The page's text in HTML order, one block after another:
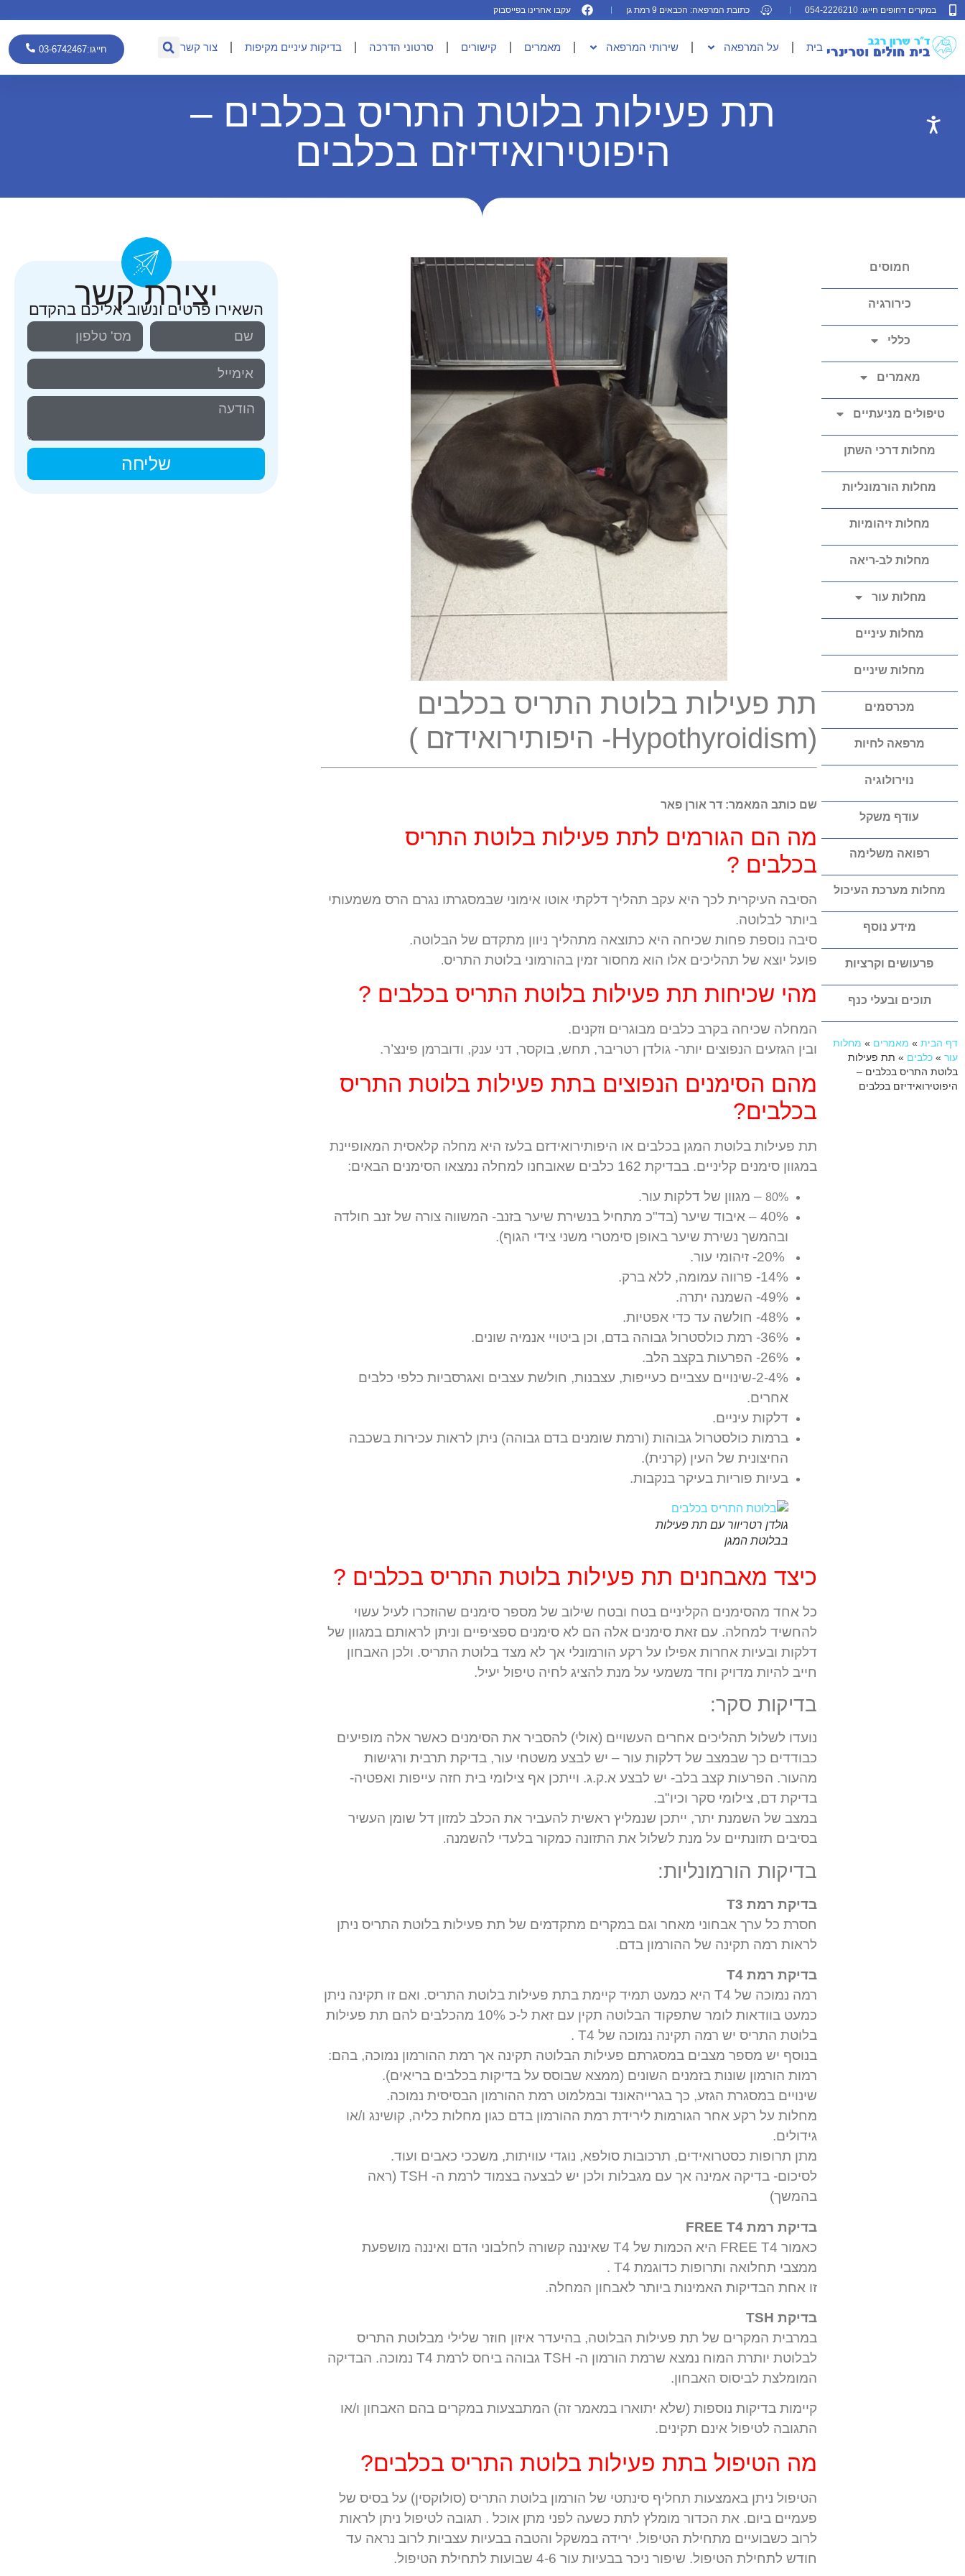
במקרים דחופים חייגו: 054-2226210 כתובת המרפאה: הכבאים 9 רמת גן עקבו אחרינו בפייסבוק
בית על המרפאה שירותי המרפאה מאמרים קישורים סרטוני הדרכה בדיקות עיניים מקיפות צור קשר חייגו:03-6742467
תת פעילות בלוטת התריס בכלבים –
היפוטירואידיזם בכלבים
יצירת קשר
השאירו פרטים ונשוב אליכם בהקדם
שליחה
חמוסים
כירורגיה
כללי
מאמרים
טיפולים מניעתיים
מחלות דרכי השתן
מחלות הורמונליות
מחלות זיהומיות
מחלות לב-ריאה
מחלות עור
מחלות עיניים
מחלות שיניים
מכרסמים
מרפאה לחיות
נוירולוגיה
עודף משקל
רפואה משלימה
מחלות מערכת העיכול
מידע נוסף
פרעושים וקרציות
תוכים ובעלי כנף
דף הבית » מאמרים » מחלות
עור » כלבים » תת פעילות
בלוטת התריס בכלבים –
היפוטירואידיזם בכלבים
תת פעילות בלוטת התריס בכלבים
(Hypothyroidism- היפותירואידזם )
שם כותב המאמר: דר אורן פאר
מה הם הגורמים לתת פעילות בלוטת התריס
בכלבים ?
הסיבה העיקרית לכך היא עקב תהליך דלקתי אוטו אימוני שבמסגרתו נגרם הרס משמעותי
ביותר לבלוטה.
סיבה נוספת פחות שכיחה היא כתוצאה מתהליך ניוון מתקדם של הבלוטה.
פועל יוצא של תהליכים אלו הוא מחסור זמין בהורמוני בלוטת התריס.
מהי שכיחות תת פעילות בלוטת התריס בכלבים ?
המחלה שכיחה בקרב כלבים מבוגרים וזקנים.
ובין הגזעים הנפוצים יותר- גולדן רטריבר, תחש, בוקסר, דני ענק, ודוברמן פינצ’ר.
מהם הסימנים הנפוצים בתת פעילות בלוטת התריס
בכלבים?
תת פעילות בלוטת המגן בכלבים או היפותירואידזם בלעז היא מחלה קלאסית המאופיינת
במגוון סימנים קליניים. בבדיקת 162 כלבים שאובחנו למחלה נמצאו הסימנים הבאים:
80% – מגוון של דלקות עור.
40% – איבוד שיער (בד"כ מתחיל בנשירת שיער בזנב- המשווה צורה של זנב חולדה
ובהמשך נשירת שיער באופן סימטרי משני צידי הגוף).
20%- זיהומי עור.
14%- פרווה עמומה, ללא ברק.
49%- השמנה יתרה.
48%- חולשה עד כדי אפטיות.
36%- רמת כולסטרול גבוהה בדם, וכן ביטויי אנמיה שונים.
26%- הפרעות בקצב הלב.
2-4%-שינויים עצביים כעייפות, עצבנות, חולשת עצבים ואגרסביות כלפי כלבים
אחרים.
דלקות עיניים.
ברמות כולסטרול גבוהות (ורמת שומנים בדם גבוהה) ניתן לראות עכירות בשכבה
החיצונית של העין (קרנית).
בעיות פוריות בעיקר בנקבות.
גולדן רטריוור עם תת פעילות
בבלוטת המגן
כיצד מאבחנים תת פעילות בלוטת התריס בכלבים ?
כל אחד מהסימנים הקליניים בטח ובטח שילוב של מספר סימנים שהוזכרו לעיל עשוי
להחשיד למחלה. עם זאת סימנים אלה הם לא סימנים ספציפיים וניתן לראותם במגוון של
דלקות ובעיות אחרות אפילו על רקע הורמונלי אך לא מצד בלוטת התריס. ולכן האבחון
חייב להיות מדויק וחד משמעי על מנת להציג לחיה טיפול יעיל.
בדיקות סקר:
נועדו לשלול תהליכים אחרים העשויים (אולי) להסביר את הסימנים כאשר אלה מופיעים
כבודדים כך שבמצב של דלקות עור – יש לבצע משטחי עור, בדיקת תרבית ורגישות
מהעור. הפרעות קצב בלב- יש לבצע א.ק.ג. וייתכן אף צילומי בית חזה עייפות ואפטיה-
בדיקת דם, צילומי סקר וכיו"ב.
במצב של השמנת יתר, ייתכן שנמליץ ראשית להעביר את הכלב למזון דל שומן העשיר
בסיבים תזונתיים על מנת לשלול את התזונה כמקור בלעדי להשמנה.
בדיקות הורמונליות:
בדיקת רמת T3
חסרת כל ערך אבחוני מאחר וגם במקרים מתקדמים של תת פעילות בלוטת התריס ניתן
לראות רמה תקינה של ההורמון בדם.
בדיקת רמת T4
רמה נמוכה של T4 היא כמעט תמיד קיימת בתת פעילות בלוטת התריס. ואם זו תקינה ניתן
כמעט בוודאות לומר שתפקוד הבלוטה תקין עם זאת ל-כ 10% מהכלבים להם תת פעילות
בלוטת התריס יש רמה תקינה נמוכה של T4 .
בנוסף יש מספר מצבים במסגרתם פעילות הבלוטה תקינה אך רמת ההורמון נמוכה, בהם:
רמות הורמון שונות בזמנים השונים (ממצא שבוסס על בדיקות בכלבים בריאים).
שינויים במסגרת הגזע, כך בגרייהאונד ובמלמוט רמת ההורמון הבסיסית נמוכה.
מחלות על רקע אחר הגורמות לירידת רמת ההורמון בדם כגון מחלות כליה, קושינג ו/או
גידולים.
מתן תרופות כסטרואידים, תרכובות סולפא, נוגדי עוויתות, משככי כאבים ועוד.
לסיכום- בדיקה אמינה אך עם מגבלות ולכן יש לבצעה בצמוד לרמת ה- TSH (ראה
בהמשך)
בדיקת רמת FREE T4
כאמור FREE T4 היא הכמות של T4 שאיננה קשורה לחלבוני הדם ואיננה מושפעת
ממצבי תחלואה ותרופות כדוגמת T4 .
זו אחת הבדיקות האמינות ביותר לאבחון המחלה.
בדיקת TSH
במרבית המקרים של תת פעילות הבלוטה, בהיעדר איזון חוזר שלילי מבלוטת התריס
לבלוטת יותרת המוח נמצא שרמת הורמון ה- TSH גבוהה ביחס לרמת T4 נמוכה. הבדיקה
המומלצת לביסוס האבחון.
קיימות בדיקות נוספות (שלא יתוארו במאמר זה) המתבצעות במקרים בהם האבחון ו/או
התגובה לטיפול אינם תקינים.
מה הטיפול בתת פעילות בלוטת התריס בכלבים?
הטיפול ניתן באמצעות תחליף סינתטי של הורמון בלוטת התריס (סולוקסין) על בסיס של
פעמיים ביום. את הכדור מומלץ לתת כשעה לפני מתן אוכל . תגובה לטיפול ניתן לראות
לרוב כשבועיים מתחילת הטיפול. ירידה במשקל והטבה בבעיות עצביות לרוב נראה עד
חודש לתחילת הטיפול. שיפור ניכר בבעיות עור 4-6 שבועות לתחילת הטיפול.